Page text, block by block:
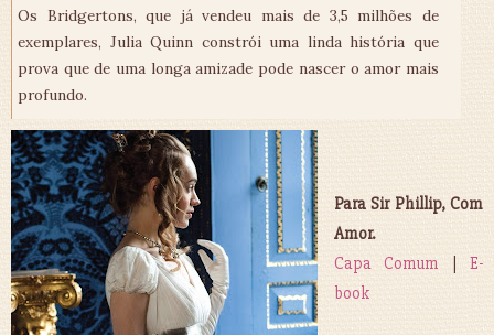
Os Bridgertons, que já vendeu mais de 3,5 milhões de
exemplares, Julia Quinn constrói uma linda história que
prova que de uma longa amizade pode nascer o amor mais
profundo.
Para Sir Phillip, Com
Amor.
Capa Comum |E-
book